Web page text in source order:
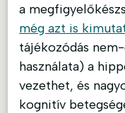
a
még azt is
tájékozódás
használata) a
vezethet, és
kognitív